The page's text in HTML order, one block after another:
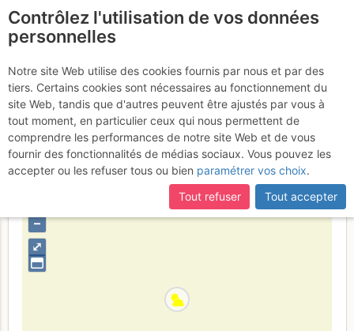
Ceillac : Y de gauche
Samedi 19 mars 2016
France Hautes-Alpes Queyras S - Parpaillon - Ubaye -
Orrenaye
⤢
–
Contrôlez l'utilisation de vos données
personnelles
Notre site Web utilise des cookies fournis par nous et par des
tiers. Certains cookies sont nécessaires au fonctionnement du
site Web, tandis que d'autres peuvent être ajustés par vous à
tout moment, en particulier ceux qui nous permettent de
comprendre les performances de notre site Web et de vous
fournir des fonctionnalités de médias sociaux. Vous pouvez les
accepter ou les refuser tous ou bien paramétrer vos choix.
Tout refuser
Tout accepter